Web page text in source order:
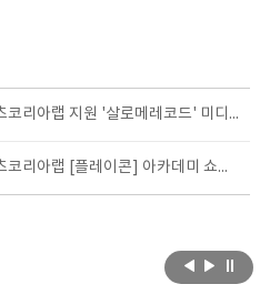
2024 충북콘텐츠코리아랩 지원 '살로메레코드' 미디어파사드x재즈콘서트 <초정, 당신을 위한 노래> 공연 안내
2024 충북콘텐츠코리아랩 [플레이콘] 아카데미 쇼케이스 진행 안내